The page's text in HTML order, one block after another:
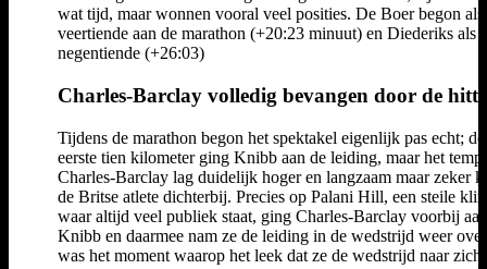
wat tijd, maar wonnen vooral veel posities. De Boer begon als
veertiende aan de marathon (+20:23 minuut) en Diederiks als
negentiende (+26:03)
Charles-Barclay volledig bevangen door de hitte
Tijdens de marathon begon het spektakel eigenlijk pas echt; de
eerste tien kilometer ging Knibb aan de leiding, maar het
Charles-Barclay lag duidelijk hoger en langzaam maar zeker
de Britse atlete dichterbij. Precies op Palani Hill, een steile
waar altijd veel publiek staat, ging Charles-Barclay voorbij aan
Knibb en daarmee nam ze de leiding in de wedstrijd weer
was het moment waarop het leek dat ze de wedstrijd naar zich